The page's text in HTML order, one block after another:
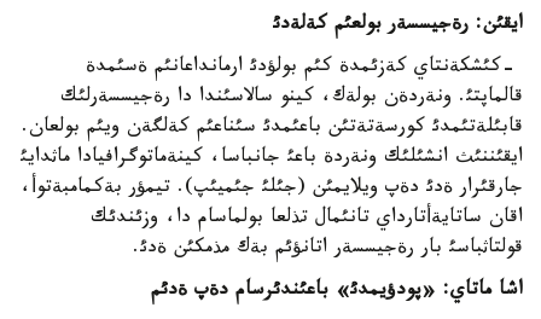
ايقئن: رةجيسسةر بولعئم كةلةدئ
-كئشكةنتاي كةزئمدة كئم بولؤدئ ارمانداعانئم ةسئمدة
قالماپتئ. ونةردةن بولةك، كينو سالاسئندا دا رةجيسسةرلئك
قابئلةتئمدئ كورسةتةتئن باعئمدئ سئناعئم كةلگةن ويئم بولعان.
ايقئننئث انشئلئك ونةردة باعئ جانباسا، كينةماتوگرافيادا ماثدايئ
جارقئرار ةدئ دةپ ويلايمئن (جئلئ جئميئپ). تيمؤر بةكمامبةتوأ،
اقان ساتايةأتارداي تانئمال تذلعا بولماسام دا، وزئندئك
قولتاثباسئ بار رةجيسسةر اتانؤئم بةك مذمكئن ةدئ.
اشا ماتاي: «پودؤيمدئ» باعئندئرسام دةپ ةدئم